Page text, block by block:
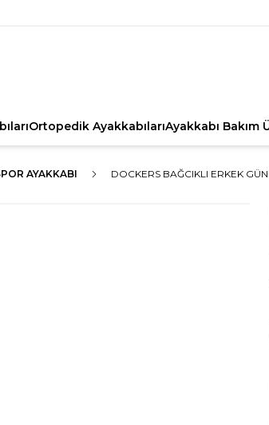
Ortopedik AyakkabılarıAyakkabı Bakım
AYAKKABI DOCKERS BAĞCIKLI ERKEK